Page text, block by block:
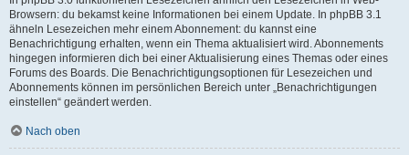
Browsern: du bekamst keine Informationen bei einem Update. In phpBB 3.1
ähneln Lesezeichen mehr einem Abonnement: du kannst eine
Benachrichtigung erhalten, wenn ein Thema aktualisiert wird. Abonnements
hingegen informieren dich bei einer Aktualisierung eines Themas oder eines
Forums des Boards. Die Benachrichtigungsoptionen für Lesezeichen und
Abonnements können im persönlichen Bereich unter „Benachrichtigungen
einstellen“ geändert werden.
Nach oben